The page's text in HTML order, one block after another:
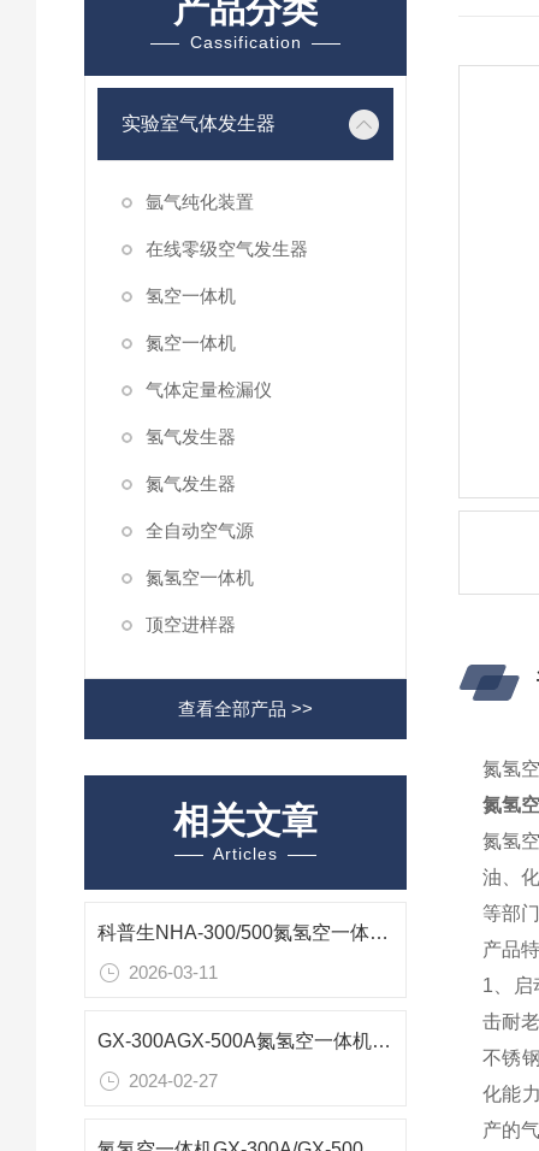
产品分类
Cassification
实验室气体发生器
氩气纯化装置
在线零级空气发生器
氢空一体机
氮空一体机
气体定量检漏仪
氢气发生器
氮气发生器
全自动空气源
氮氢空一体机
顶空进样器
查看全部产品 >>
相关文章
Articles
科普生NHA-300/500氮氢空一体机三机合一集成方案
2026-03-11
GX-300AGX-500A氮氢空一体机产品特点
2024-02-27
氮氢
氮氢
氮氢
油、
等部
产品
1、启
击耐
不锈
化能
产的